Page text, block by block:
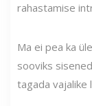
rahastamise
Ma ei pea ka
sooviks
tagada vajalike